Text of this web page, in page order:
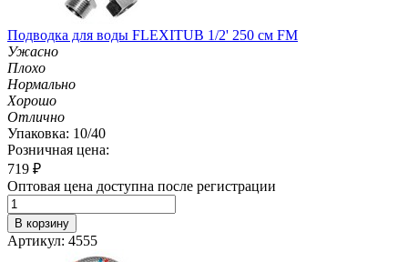
Подводка для воды FLEXITUB 1/2' 250 см FM
Ужасно
Плохо
Нормально
Хорошо
Отлично
Упаковка: 10/40
Розничная цена:
719 ₽
Оптовая цена доступна после регистрации
В корзину
Артикул: 4555